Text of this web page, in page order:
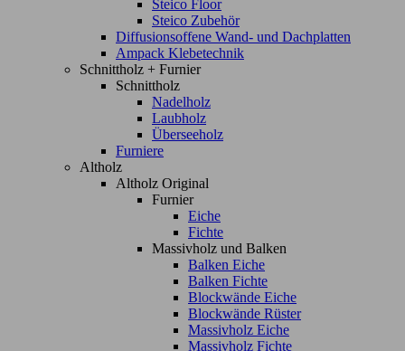
Steico Floor
Steico Zubehör
Diffusionsoffene Wand- und Dachplatten
Ampack Klebetechnik
Schnittholz + Furnier
Schnittholz
Nadelholz
Laubholz
Überseeholz
Furniere
Altholz
Altholz Original
Furnier
Eiche
Fichte
Massivholz und Balken
Balken Eiche
Balken Fichte
Blockwände Eiche
Blockwände Rüster
Massivholz Eiche
Massivholz Fichte